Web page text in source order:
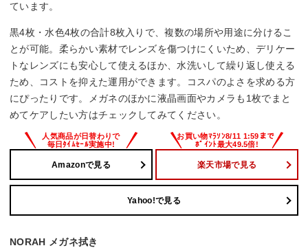
ています。
黒4枚・水色4枚の合計8枚入りで、複数の場所や用途に分けるこ
とが可能。柔らかい素材でレンズを傷つけにくいため、デリケー
トなレンズにも安心して使えるほか、水洗いして繰り返し使える
ため、コストを抑えた運用ができます。コスパのよさを求める方
にぴったりです。メガネのほかに液晶画面やカメラも1枚でまと
めてケアしたい方はチェックしてみてください。
Amazonで見る 楽天市場で見る
Yahoo!で見る
NORAH メガネ拭き